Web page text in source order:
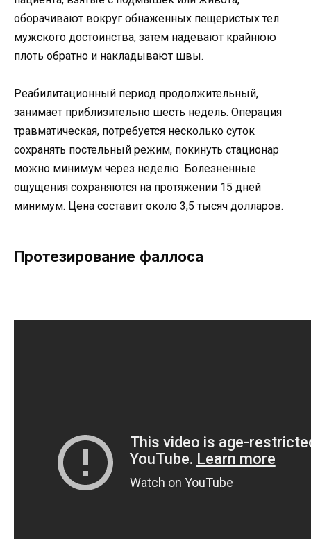
оборачивают вокруг обнаженных пещеристых тел
мужского достоинства, затем надевают крайнюю
плоть обратно и накладывают швы.
Реабилитационный период продолжительный,
занимает приблизительно шесть недель. Операция
травматическая, потребуется несколько суток
сохранять постельный режим, покинуть стационар
можно минимум через неделю. Болезненные
ощущения сохраняются на протяжении 15 дней
минимум. Цена составит около 3,5 тысяч долларов.
Протезирование фаллоса